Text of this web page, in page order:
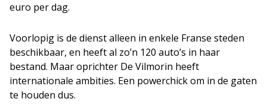
euro per dag.
Voorlopig is de dienst alleen in enkele Franse steden
beschikbaar, en heeft al zo’n 120 auto’s in haar
bestand. Maar oprichter De Vilmorin heeft
internationale ambities. Een powerchick om in de gaten
te houden dus.